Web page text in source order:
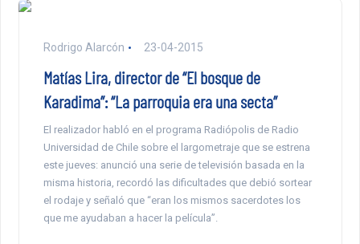
Rodrigo Alarcón 23-04-2015
Matías Lira, director de “El bosque de
Karadima”: “La parroquia era una secta”
El realizador habló en el programa Radiópolis de Radio
Universidad de Chile sobre el largometraje que se estrena
este jueves: anunció una serie de televisión basada en la
misma historia, recordó las dificultades que debió sortear
el rodaje y señaló que “eran los mismos sacerdotes los
que me ayudaban a hacer la película”.